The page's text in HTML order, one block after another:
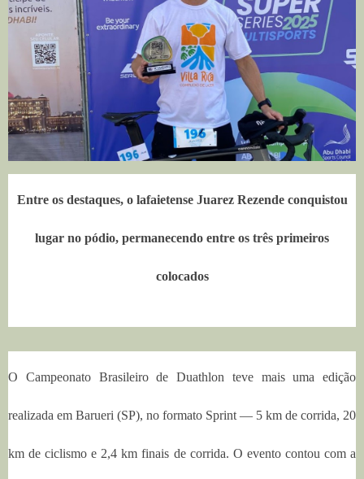
Entre os destaques, o lafaietense Juarez Rezende conquistou
lugar no pódio, permanecendo entre os três primeiros
colocados
O Campeonato Brasileiro de Duathlon teve mais uma edição
realizada em Barueri (SP), no formato Sprint — 5 km de corrida, 20
km de ciclismo e 2,4 km finais de corrida. O evento contou com a